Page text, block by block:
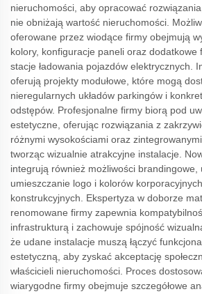
nieruchomości, aby opracować
nie obniżają wartość nieruchomości.
oferowane przez wiodące firmy obejmują
kolory, konfiguracje paneli oraz dodatkowe
stacje ładowania pojazdów elektrycznych.
oferują projekty modułowe, które mogą
nieregularnych układów parkingów i
odstępów. Profesjonalne firmy biorą pod
estetyczne, oferując rozwiązania z
różnymi wysokościami oraz
tworząc wizualnie atrakcyjne instalacje.
integrują również możliwości brandingowe,
umieszczanie logo i kolorów
konstrukcyjnych. Ekspertyza w doborze
renomowane firmy zapewnia
infrastrukturą i zachowuje spójność
że udane instalacje muszą łączyć
estetyczną, aby zyskać akceptację
właścicieli nieruchomości. Proces
wiarygodne firmy obejmuje szczegółowe